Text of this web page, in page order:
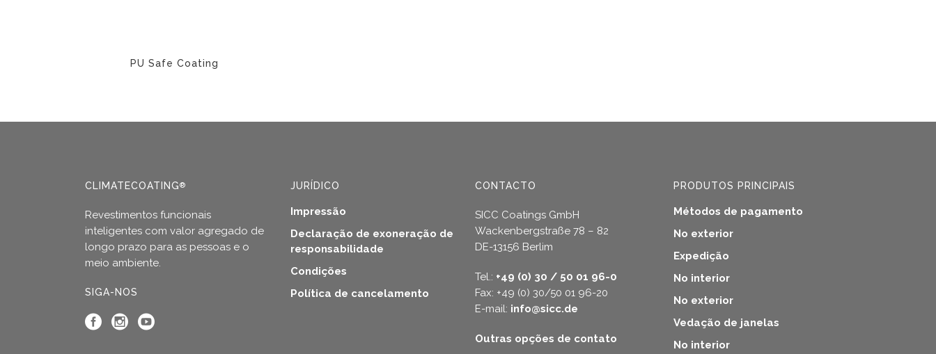
PU Safe Coating
has
options
be
chosen
on
the
product
CLIMATECOATING®
Revestimentos funcionais
inteligentes com valor agregado de
longo prazo para as pessoas e o
meio ambiente.
SIGA-NOS
JURÍDICO
Impressão
Declaração de exoneração de
responsabilidade
Condições
Política de cancelamento
CONTACTO
SICC Coatings GmbH
Wackenbergstraße 78 – 82
DE-13156 Berlim
Tel.: +49 (0) 30 / 50 01 96-0
Fax: +49 (0) 30/50 01 96-20
E-mail: info@sicc.de
Outras opções de contato
PRODUTOS PRINCIPAIS
Métodos de pagamento
No exterior
Expedição
No interior
No exterior
Vedação de janelas
No interior